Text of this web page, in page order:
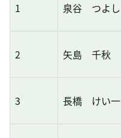
1 泉谷 つよし
2 矢島 千秋
3 長橋 けい一